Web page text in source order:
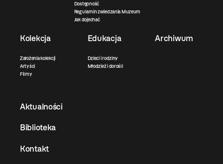
Dostępność
Regulamin zwiedzania Muzeum
Jak dojechać
Kolekcja
Założenia kolekcji
Artyści
Filmy
Edukacja
Dzieci i rodziny
Młodzież i dorośli
Archiwum
Aktualności
Biblioteka
Kontakt